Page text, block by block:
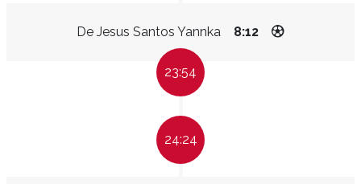
De Jesus Santos Yannka 8:12
23:54
24:24